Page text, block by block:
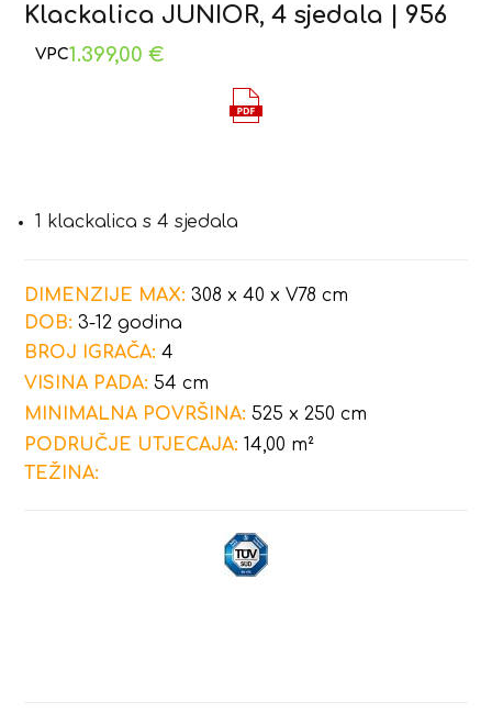
Klackalica JUNIOR, 4 sjedala | 956
1.399,00€
1 klackalica s 4 sjedala
DIMENZIJE MAX: 308 x 40 x V78 cm
DOB: 3-12 godina
BROJ IGRAČA: 4
VISINA PADA: 54 cm
MINIMALNA POVRŠINA: 525 x 250 cm
PODRUČJE UTJECAJA: 14,00 m²
TEŽINA: